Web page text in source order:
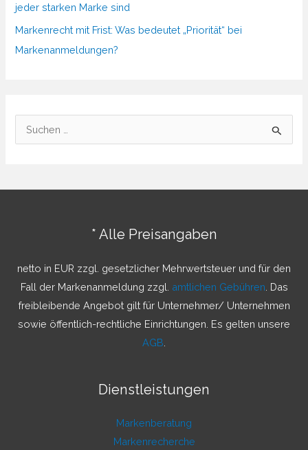
jeder starken Marke sind
Markenrecht mit Frist: Was bedeutet „Priorität“ bei
Markenanmeldungen?
u
h
* Alle Preisangaben
netto in EUR zzgl. gesetzlicher Mehrwertsteuer und für den
Fall der Markenanmeldung zzgl. amtlichen Gebühren . Das
freibleibende Angebot gilt für Unternehmer/ Unternehmen
sowie öffentlich-rechtliche Einrichtungen. Es gelten unsere
AGB
Dienstleistungen
Markenberatung
Markenrecherche